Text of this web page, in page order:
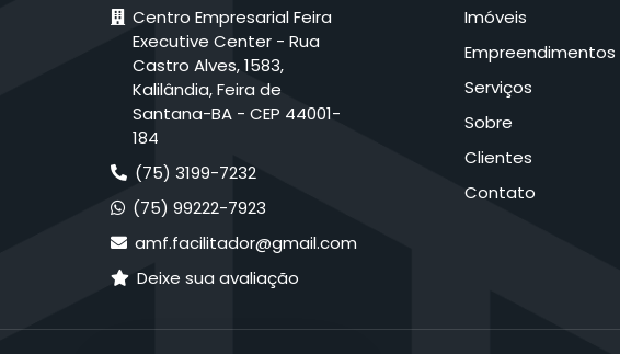
Centro Empresarial Feira
Executive Center - Rua
Castro Alves, 1583,
Kalilândia, Feira de
Santana-BA - CEP 44001-
184
(75) 3199-7232
(75) 99222-7923
amf.facilitador@gmail.com
Deixe sua avaliação
Imóveis
Empreendimentos
Serviços
Sobre
Clientes
Contato